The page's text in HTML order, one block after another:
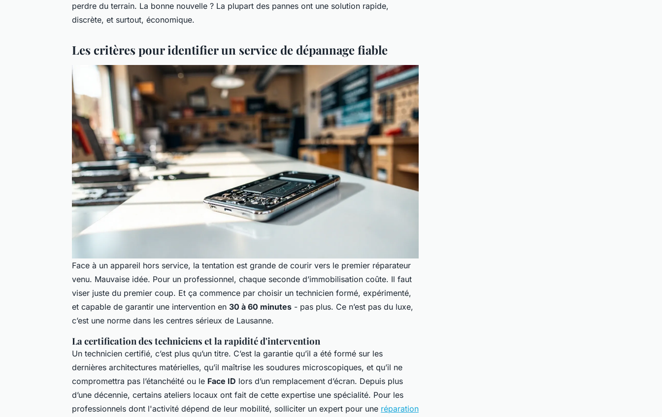
perdre du terrain. La bonne nouvelle ? La plupart des pannes ont une solution rapide,
discrète, et surtout, économique.
Les critères pour identifier un service de dépannage fiable
Face à un appareil hors service, la tentation est grande de courir vers le premier réparateur
venu. Mauvaise idée. Pour un professionnel, chaque seconde d’immobilisation coûte. Il faut
viser juste du premier coup. Et ça commence par choisir un technicien formé, expérimenté,
et capable de garantir une intervention en 30 à 60 minutes - pas plus. Ce n’est pas du luxe,
c’est une norme dans les centres sérieux de Lausanne.
La certification des techniciens et la rapidité d'intervention
Un technicien certifié, c’est plus qu’un titre. C’est la garantie qu’il a été formé sur les
dernières architectures matérielles, qu’il maîtrise les soudures microscopiques, et qu’il ne
compromettra pas l’étanchéité ou le Face ID lors d’un remplacement d’écran. Depuis plus
d’une décennie, certains ateliers locaux ont fait de cette expertise une spécialité. Pour les
professionnels dont l'activité dépend de leur mobilité, solliciter un expert pour une réparation